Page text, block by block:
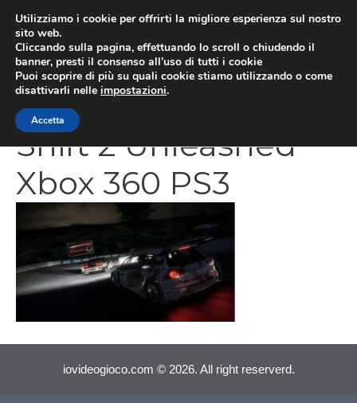
contenuto
Need for Speed
Shift 2 Unleashed
Xbox 360 PS3
iovideogioco.com © 2026. All right reserverd.
Utilizziamo i cookie per offrirti la migliore esperienza sul nostro
sito web.
Cliccando sulla pagina, effettuando lo scroll o chiudendo il
banner, presti il consenso all’uso di tutti i cookie
Puoi scoprire di più su quali cookie stiamo utilizzando o come
disattivarli nelle impostazioni.
Accetta